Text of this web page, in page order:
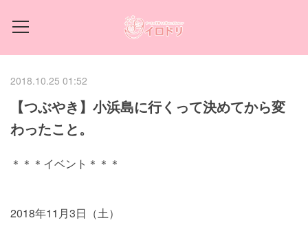
2018.10.25 01:52
【つぶやき】小浜島に行くって決めてから変
わったこと。
＊＊＊イベント＊＊＊
2018年11月3日（土）